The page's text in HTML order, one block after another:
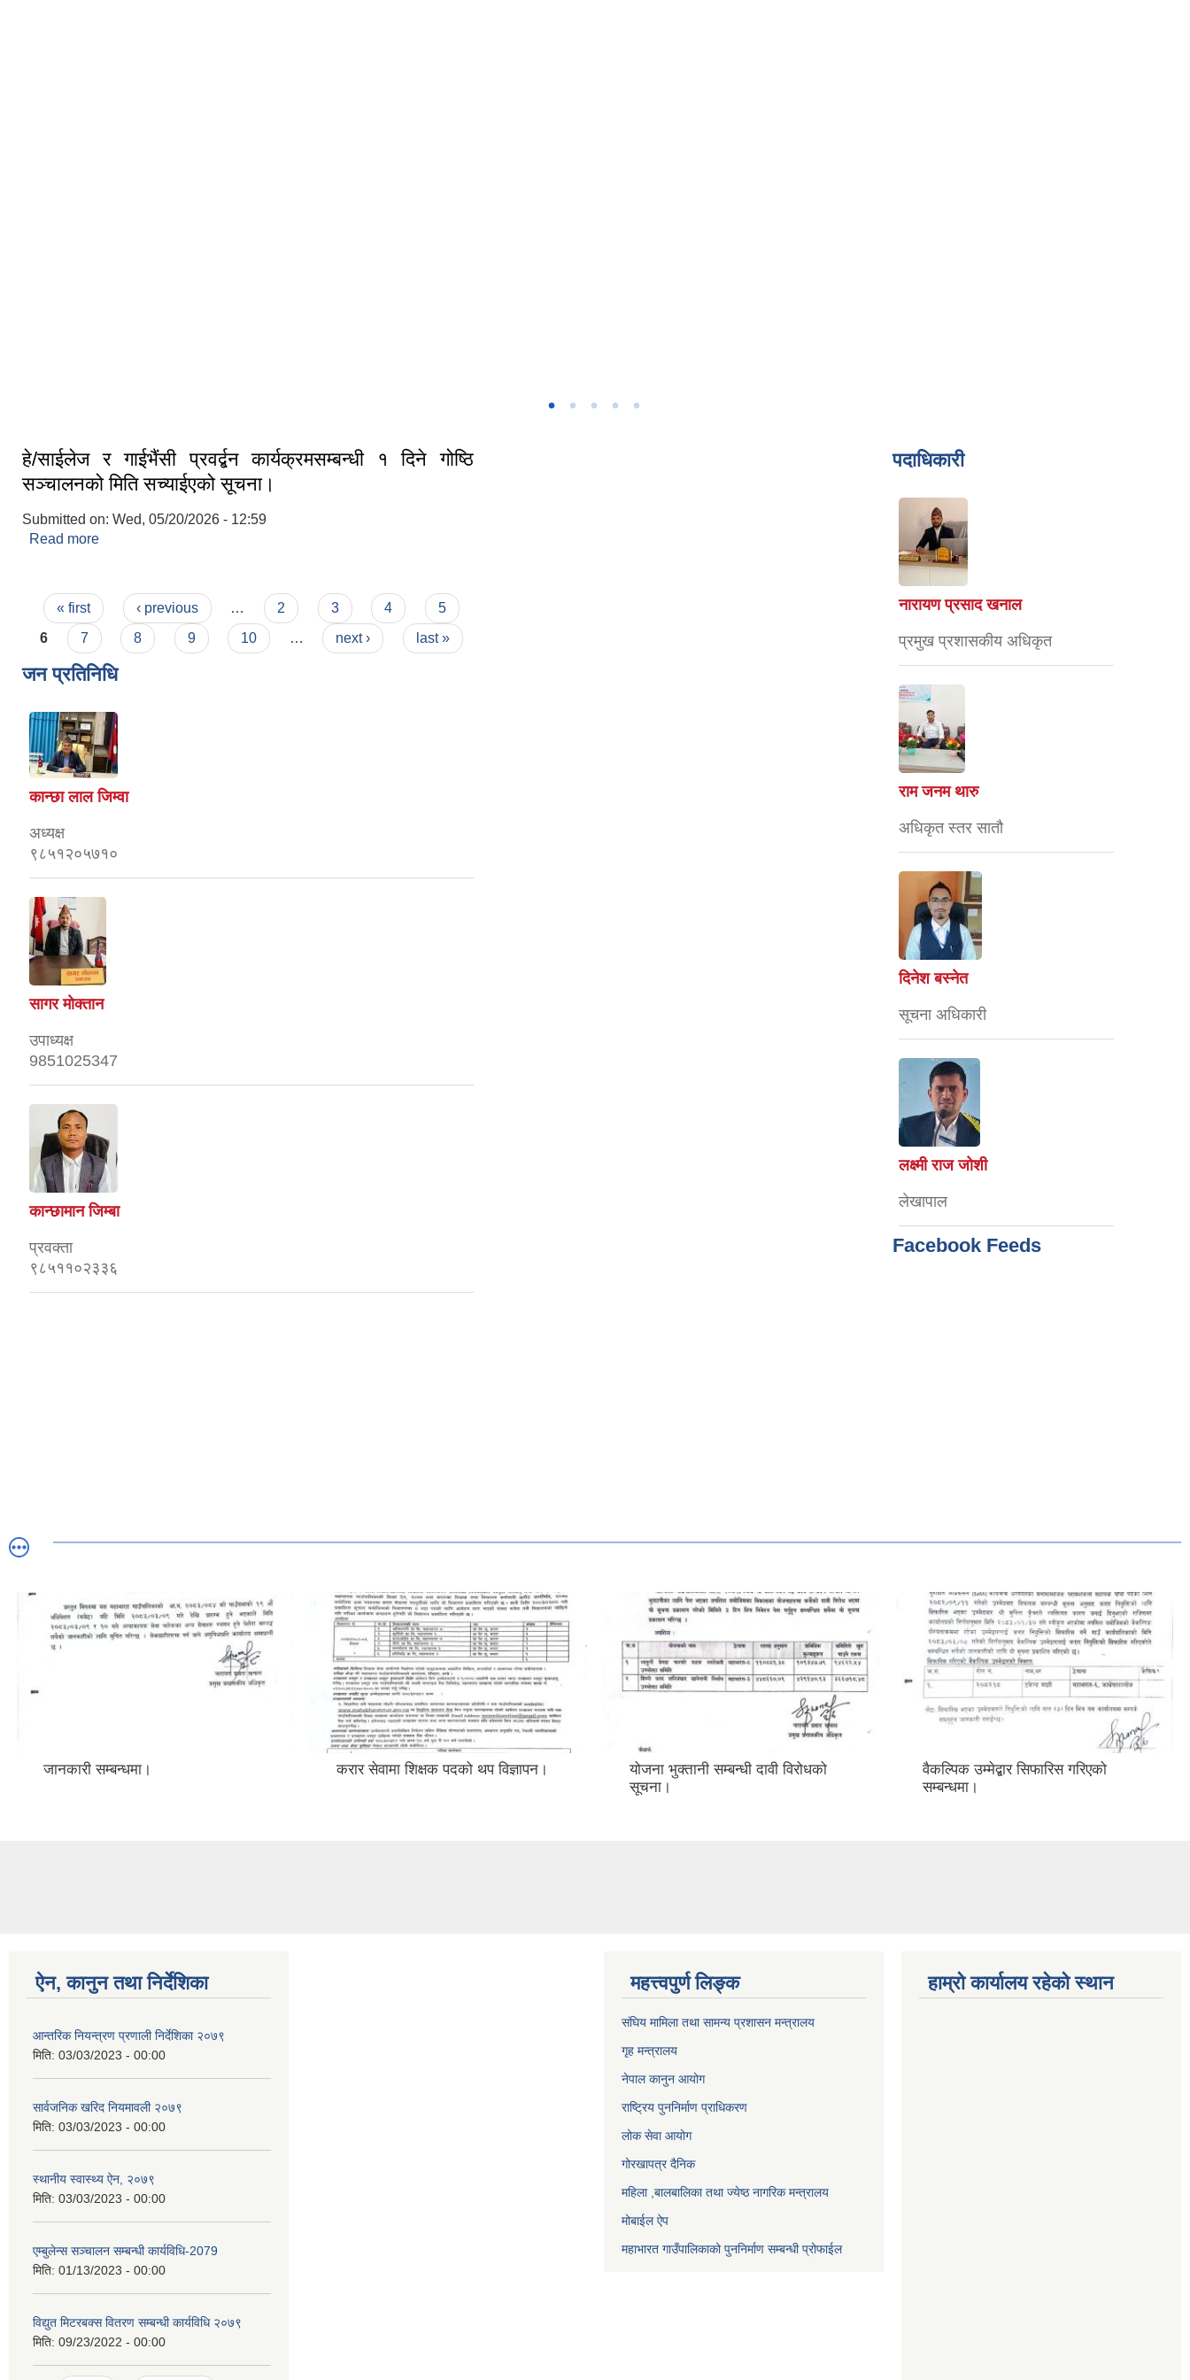
हे/साईलेज र गाईभैंसी प्रवर्द्बन कार्यक्रमसम्बन्धी १ दिने गोष्ठि
सञ्चालनको मिति सच्याईएको सूचना।
Submitted on: Wed, 05/20/2026 - 12:59
Read more
Pages
« first ‹ previous … 2 3 4
5
6
7 8 9 10 … next › last »
जन प्रतिनिधि
कान्छा लाल जिम्वा
अध्यक्ष
९८५१२०५७१०
सागर माेक्तान
उपाध्यक्ष
9851025347
कान्छामान जिम्बा
प्रवक्ता
९८५११०२३३६
पदाधिकारी
नारायण प्रसाद खनाल
प्रमुख प्रशासकीय अधिकृत
राम जनम थारु
अधिकृत स्तर सातौ
दिनेश बस्नेत
सूचना अधिकारी
लक्ष्मी राज जोशी
लेखापाल
Facebook Feeds
जानकारी सम्बन्धमा। करार सेवामा शिक्षक पदको थप विज्ञापन।
योजना भुक्तानी सम्बन्धी दावी विरोधको
सूचना।
वैकल्पिक उम्मेद्बार सिफारिस गरिएको
सम्बन्धमा।
ऐन, कानुन तथा निर्देशिका
आन्तरिक नियन्त्रण प्रणाली निर्देशिका २०७९
मिति: 03/03/2023 - 00:00
सार्वजनिक खरिद नियमावली २०७९
मिति: 03/03/2023 - 00:00
स्थानीय स्वास्थ्य ऐन, २०७९
मिति: 03/03/2023 - 00:00
एम्बुलेन्स सञ्चालन सम्बन्धी कार्यविधि-2079
मिति: 01/13/2023 - 00:00
विद्युत मिटरबक्स वितरण सम्बन्धी कार्यविधि २०७९
मिति: 09/23/2022 - 00:00
महत्त्वपुर्ण लिङ्क
संघिय मामिला तथा सामन्य प्रशासन मन्त्रालय
गृह मन्त्रालय
नेपाल कानुन आयोग
राष्ट्रिय पुननिर्माण प्राधिकरण
लोक सेवा आयोग
गोरखापत्र दैनिक
महिला ,बालबालिका तथा ज्येष्ठ नागरिक मन्त्रालय
मोबाईल ऐप
महाभारत गाउँपालिकाको पुननिर्माण सम्बन्धी प्रोफाईल
हाम्रो कार्यालय रहेको स्थान